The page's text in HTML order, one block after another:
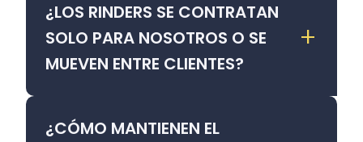
¿LOS RINDERS SE CONTRATAN
SOLO PARA NOSOTROS O SE
MUEVEN ENTRE CLIENTES?
+
¿CÓMO MANTIENEN EL